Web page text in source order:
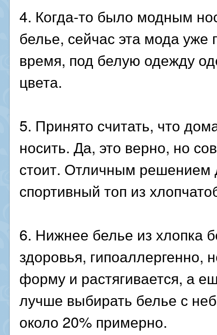
4. Когда-то было модным
белье, сейчас эта мода
время, под белую одежду
цвета.
5. Принято считать, что
носить. Да, это верно, но
стоит. Отличным решением
спортивный топ из
6. Нижнее белье из хлопка
здоровья, гипоаллергенно,
форму и растягивается, а
лучше выбирать белье с
около 20% примерно.